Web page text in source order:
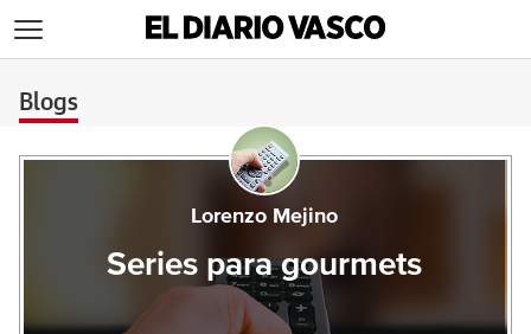
Blogs
Lorenzo Mejino
Series para gourmets